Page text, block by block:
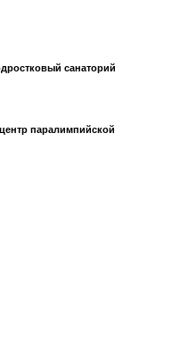
санаторий
паралимпийской